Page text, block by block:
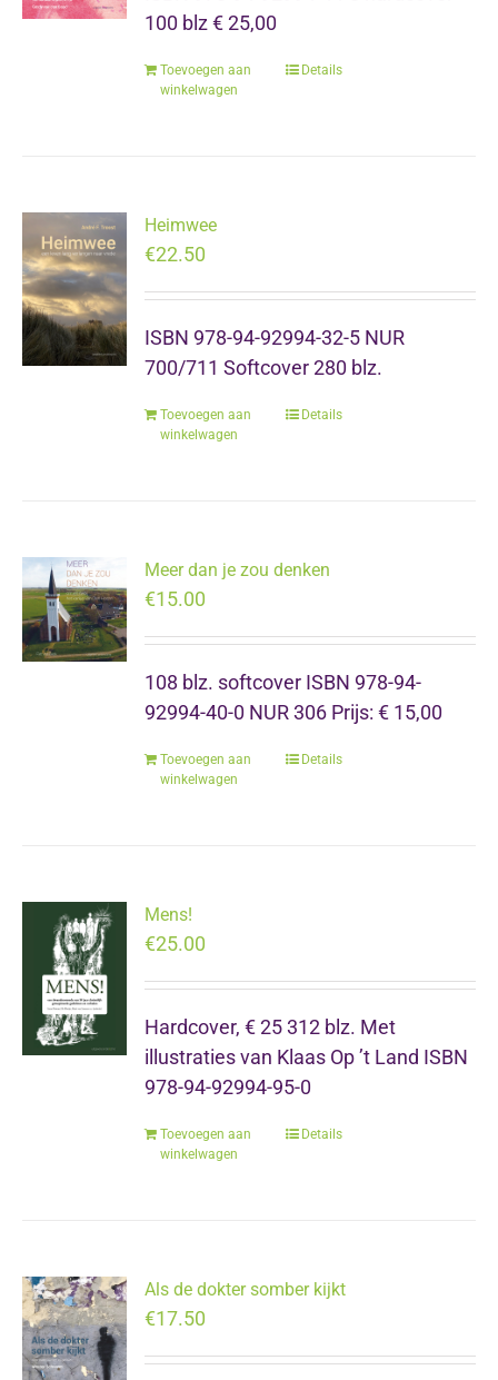
100 blz € 25,00
Toevoegen aan
winkelwagen
Details
Heimwee
€22.50
ISBN 978-94-92994-32-5 NUR
700/711 Softcover 280 blz.
Toevoegen aan
winkelwagen
Details
Meer dan je zou denken
€15.00
108 blz. softcover ISBN 978-94-
92994-40-0 NUR 306 Prijs: € 15,00
Toevoegen aan
winkelwagen
Details
Mens!
€25.00
Hardcover, € 25 312 blz. Met
illustraties van Klaas Op ’t Land ISBN
978-94-92994-95-0
Toevoegen aan
winkelwagen
Details
Als de dokter somber kijkt
€17.50